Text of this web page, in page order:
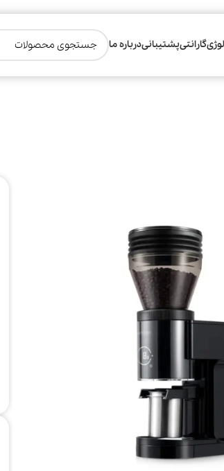
گارانتیپشتیبانیدرباره ما